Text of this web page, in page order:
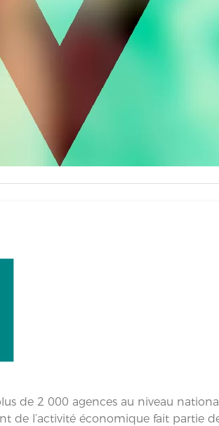
de 2 000 agences au niveau
de l’activité économique fait partie